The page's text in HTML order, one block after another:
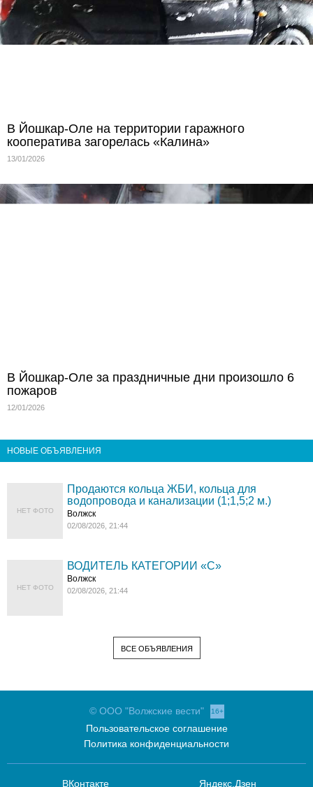
В Йошкар-Оле на территории гаражного
кооператива загорелась «Калина»
13/01/2026
В Йошкар-Оле за праздничные дни произошло 6
пожаров
12/01/2026
НОВЫЕ ОБЪЯВЛЕНИЯ
НЕТ ФОТО
Продаются кольца ЖБИ, кольца для
водопровода и канализации (1;1,5;2 м.)
Волжск
02/08/2026, 21:44
НЕТ ФОТО
ВОДИТЕЛЬ КАТЕГОРИИ «C»
Волжск
02/08/2026, 21:44
ВСЕ ОБЪЯВЛЕНИЯ
© ООО "Волжские вести" 16+
Пользовательское соглашение
Политика конфиденциальности
ВКонтакте Яндекс.Дзен